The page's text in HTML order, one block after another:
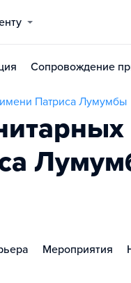
Сопровождение
Патриса Лумумбы
Мероприятия